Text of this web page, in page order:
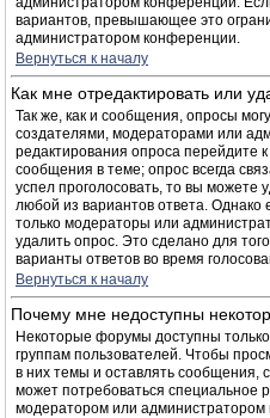
вариантов, превышающее это
администратором конференции.
Вернуться к началу
Как мне отредактировать или
Так же, как и сообщения, опросы
создателями, модераторами или
редактирования опроса перейдите
сообщения в теме; опрос всегда
успел проголосовать, то вы можете
любой из вариантов ответа. Однако
только модераторы или
удалить опрос. Это сделано для
варианты ответов во время
Вернуться к началу
Почему мне недоступны
Некоторые форумы доступны
группам пользователей. Чтобы
в них темы и оставлять сообщения,
может потребоваться специальное
модератором или администратором